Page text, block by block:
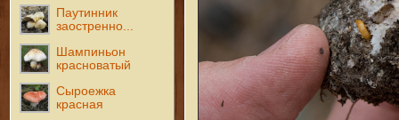
Паутинник
заостренно...
Шампиньон
красноватый
Сыроежка
красная